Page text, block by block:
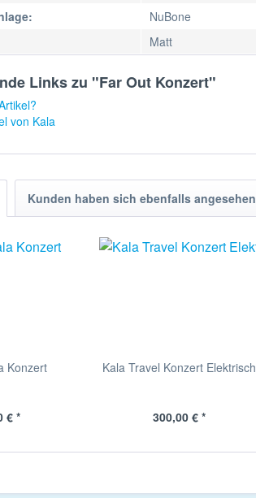
NuBone
Matt
Links zu "Far Out Konzert"
von Kala
Kunden haben sich ebenfalls angesehen
Konzert
€ *
Kala Travel Konzert Elektrisch
300,00 € *